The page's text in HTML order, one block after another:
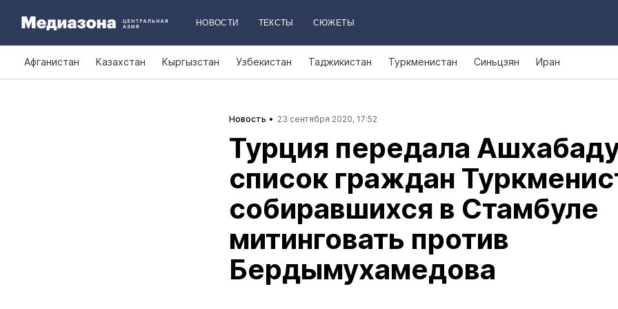
НОВОСТИ ТЕКСТЫ СЮЖЕТЫ
Афганистан Казахстан Кыргызстан Узбекистан Таджикистан Туркменистан Синьцзян Иран
Новость 23 сентября 2020, 17:52
Турция передала
список граждан
собиравшихся в Стамбуле
митинговать против
Бердымухамедова